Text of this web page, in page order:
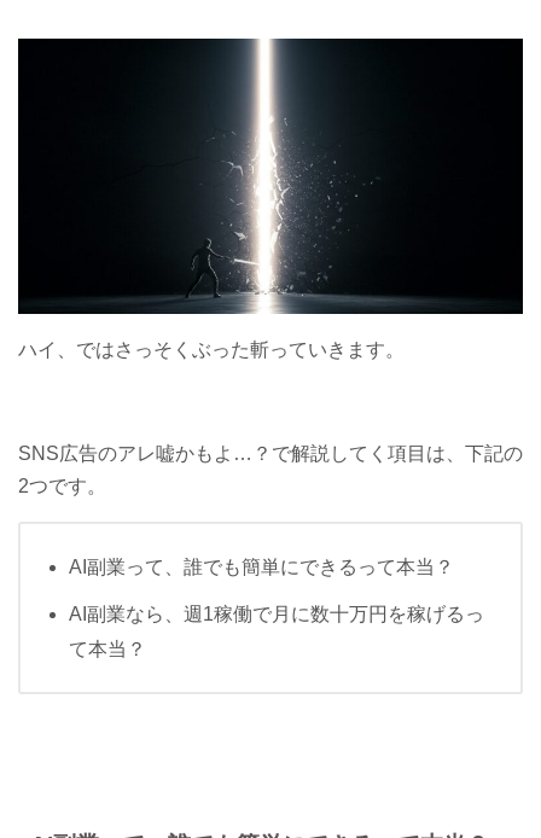
ハイ、ではさっそくぶった斬っていきます。
SNS広告のアレ嘘かもよ…？で解説してく項目は、下記の
2つです。
AI副業って、誰でも簡単にできるって本当？
AI副業なら、週1稼働で月に数十万円を稼げるっ
て本当？